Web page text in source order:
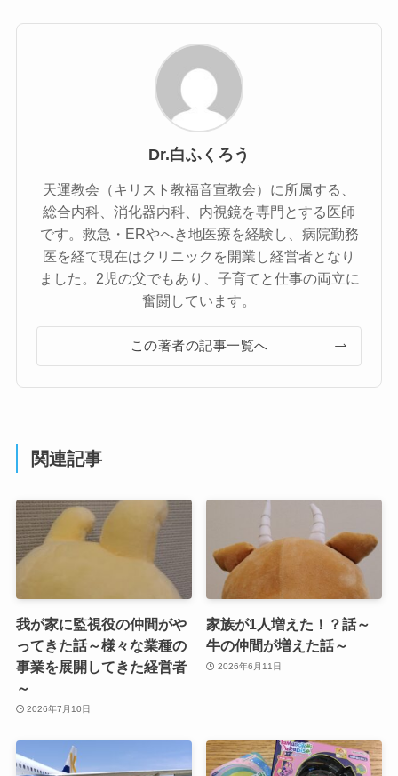
Dr.白ふくろう
天運教会（キリスト教福音宣教会）に所属する、
総合内科、消化器内科、内視鏡を専門とする医師
です。救急・ERやへき地医療を経験し、病院勤務
医を経て現在はクリニックを開業し経営者となり
ました。2児の父でもあり、子育てと仕事の両立に
奮闘しています。
この著者の記事一覧へ
関連記事
我が家に監視役の仲間がや
ってきた話～様々な業種の
事業を展開してきた経営者
～
2026年7月10日
家族が1人増えた！？話～
牛の仲間が増えた話～
2026年6月11日